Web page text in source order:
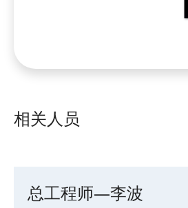
相关人员
总工程师—李波